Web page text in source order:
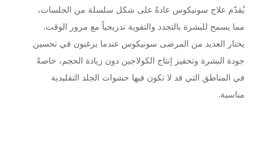
يُقدّم علاج سونيكوس عادةً على شكل سلسلة من الجلسات،
مما يسمح للبشرة بالتجدد والتقوية تدريجياً مع مرور الوقت.
يختار العديد من المرضى سونيكوس عندما يرغبون في تحسين
جودة البشرة وتحفيز إنتاج الكولاجين دون زيادة الحجم، خاصةً
في المناطق التي قد لا تكون فيها حشوات الجلد التقليدية
مناسبة.